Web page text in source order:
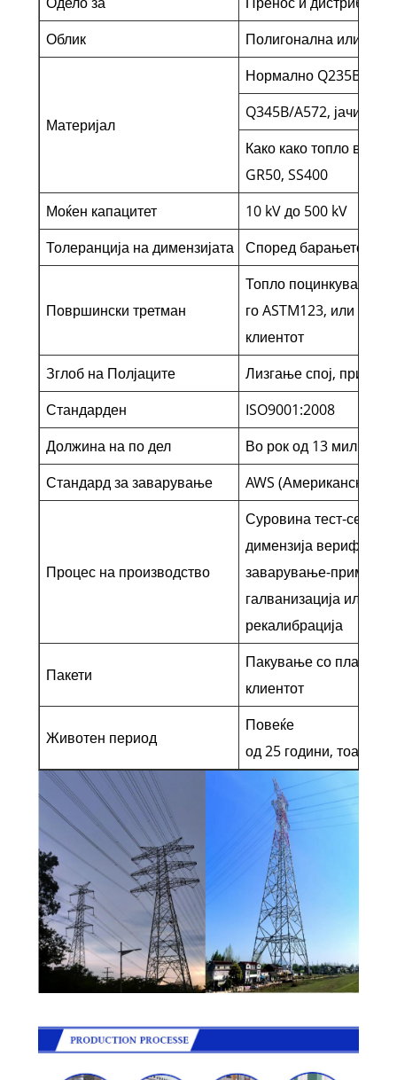
Облик
Полигонална или
Материјал
Нормално Q235B/A36,
Q345B/A572, јачина
Како како топло
GR50, SS400
Моќен капацитет
10 kV до 500 kV
Толеранција на димензијата
Според барањето на
Површински третман
Топло поцинкуван
го ASTM123, или кој
клиентот
Зглоб на Полјаците
Лизгање спој,
Стандарден
ISO9001:2008
Должина на по дел
Во рок од 13
Стандард за заварување
AWS (Американско
Процес на производство
Суровина тест-
димензија
заварување-
галванизација или
рекалибрација
Пакети
Пакување со
клиентот
Животен период
Повеќе
од 25 години, тоа е